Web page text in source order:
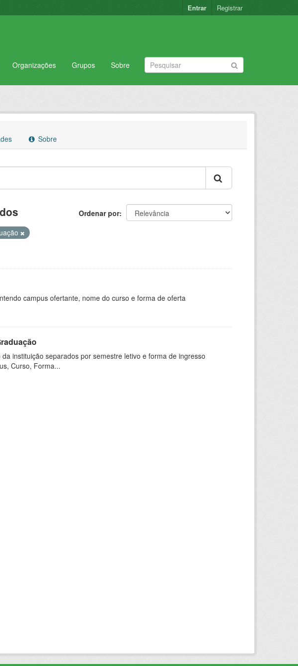
Entrar Registrar
Organizações Grupos Sobre
Sobre
Ordenar por
campus ofertante, nome do curso e forma de oferta
instituição separados por semestre letivo e forma de ingresso
Curso, Forma...